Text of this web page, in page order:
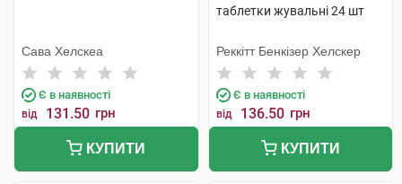
Сава Хелскеа
Є в наявності
від 131.50 грн
КУПИТИ
таблетки жувальні 24 шт
Реккітт Бенкізер Хелскер
Є в наявності
від 136.50 грн
КУПИТИ